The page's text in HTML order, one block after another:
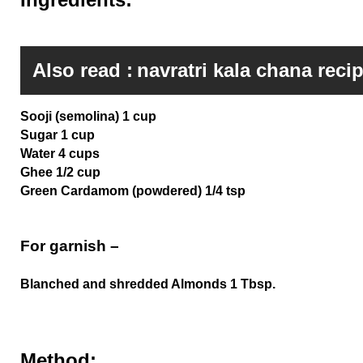
Also read : navratri kala chana
Sooji (semolina) 1 cup
Sugar 1 cup
Water 4 cups
Ghee 1/2 cup
Green Cardamom (powdered) 1/4 tsp
For garnish –
Blanched and shredded Almonds 1 Tbsp.